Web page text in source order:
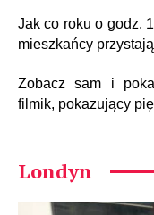
Jak co roku o godz.
mieszkańcy
Zobacz sam i
filmik, pokazujący
Londyn